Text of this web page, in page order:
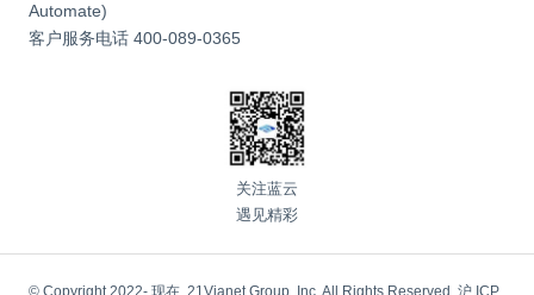
Automate)
客户服务电话 400-089-0365
关注蓝云
遇见精彩